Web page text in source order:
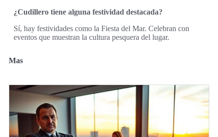
¿Cudillero tiene alguna festividad destacada?
Sí, hay festividades como la Fiesta del Mar. Celebran con
eventos que muestran la cultura pesquera del lugar.
Mas